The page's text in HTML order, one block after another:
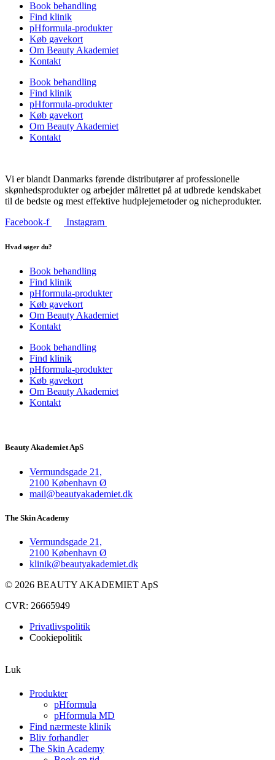
Book behandling
Find klinik
pHformula-produkter
Køb gavekort
Om Beauty Akademiet
Kontakt
Book behandling
Find klinik
pHformula-produkter
Køb gavekort
Om Beauty Akademiet
Kontakt
Vi er blandt Danmarks førende distributører af professionelle
skønhedsprodukter og arbejder målrettet på at udbrede kendskabet
til de bedste og mest effektive hudplejemetoder og nicheprodukter.
Facebook-f
Instagram
Hvad søger du?
Book behandling
Find klinik
pHformula-produkter
Køb gavekort
Om Beauty Akademiet
Kontakt
Book behandling
Find klinik
pHformula-produkter
Køb gavekort
Om Beauty Akademiet
Kontakt
Beauty Akademiet ApS
Vermundsgade 21,
2100 København Ø
mail@beautyakademiet.dk
The Skin Academy
Vermundsgade 21,
2100 København Ø
klinik@beautyakademiet.dk
© 2026 BEAUTY AKADEMIET ApS
CVR: 26665949
Privatlivspolitik
Cookiepolitik
Luk
Produkter
pHformula
pHformula MD
Find nærmeste klinik
Bliv forhandler
The Skin Academy